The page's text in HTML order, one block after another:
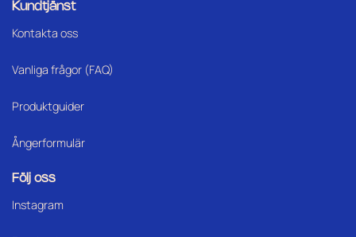
Kundtjänst
Kontakta oss
Vanliga frågor (FAQ)
Produktguider
Ångerformulär
Följ oss
Instagram